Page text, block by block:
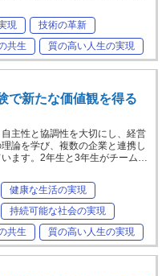
現
技術の革新
共生
質の高い人生の実現
で新たな価値観を得る
主性と協調性を大切にし、経営
論を学び、複数の企業と連携し
ます。2年生と3年生がチーム…
健康な生活の実現
持続可能な社会の実現
共生
質の高い人生の実現